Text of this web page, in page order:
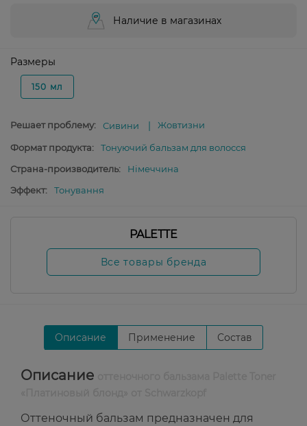
Наличие в магазинах
Размеры
150 мл
Решает проблему: Сивини Жовтизни
Формат продукта:
Тонуючий бальзам для волосся
Страна-производитель:
Німеччина
Эффект:
Тонування
PALETTE
Все товары бренда
Описание Применение Состав
Описание
Оттеночный бальзам предназначен для